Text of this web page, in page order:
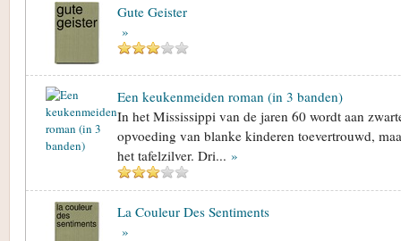
Gute Geister
»
Een keukenmeiden roman (in 3 banden)
In het Mississippi van de jaren 60 wordt aan
opvoeding van blanke kinderen toevertrouwd,
het tafelzilver. Dri... »
La Couleur Des Sentiments
»